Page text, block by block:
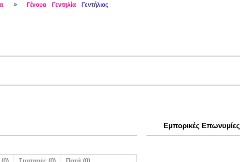
» Γένουα Γεντηλία Γεντήλιος
Εμπορικές Επωνυμίες